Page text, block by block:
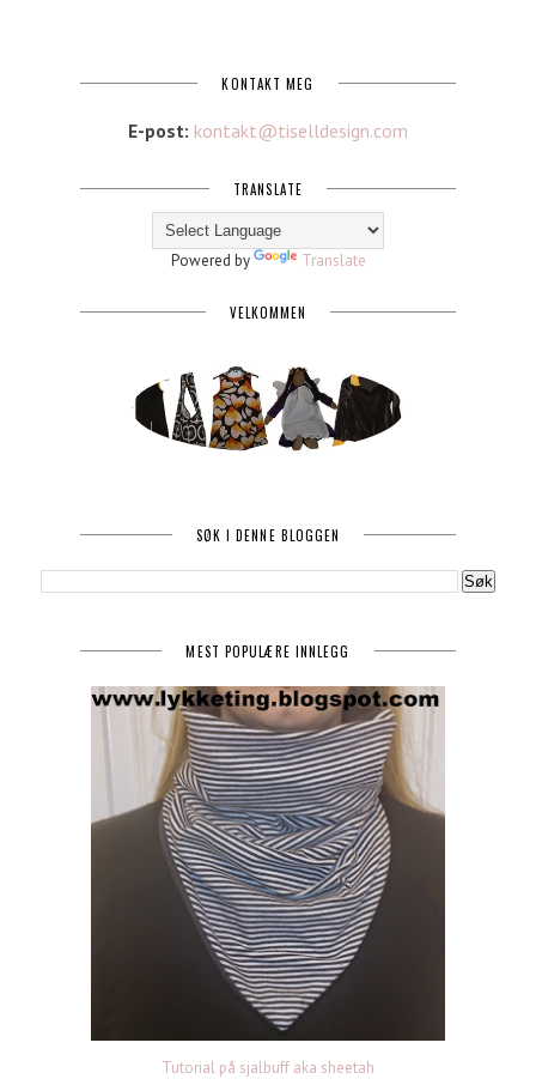
KONTAKT MEG
E-post: kontakt@tiselldesign.com
TRANSLATE
Powered by Translate
VELKOMMEN
SØK I DENNE BLOGGEN
MEST POPULÆRE INNLEGG
Tutorial på sjalbuff aka sheetah